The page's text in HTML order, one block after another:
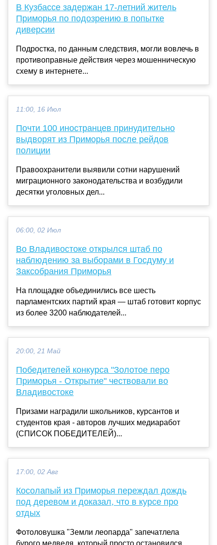
В Кузбассе задержан 17-летний житель
Приморья по подозрению в попытке
диверсии
Подростка, по данным следствия, могли вовлечь в
противоправные действия через мошенническую
схему в интернете...
11:00, 16 Июл
Почти 100 иностранцев принудительно
выдворят из Приморья после рейдов
полиции
Правоохранители выявили сотни нарушений
миграционного законодательства и возбудили
десятки уголовных дел...
06:00, 02 Июл
Во Владивостоке открылся штаб по
наблюдению за выборами в Госдуму и
Заксобрания Приморья
На площадке объединились все шесть
парламентских партий края — штаб готовит корпус
из более 3200 наблюдателей...
20:00, 21 Май
Победителей конкурса "Золотое перо
Приморья - Открытие" чествовали во
Владивостоке
Призами наградили школьников, курсантов и
студентов края - авторов лучших медиаработ
(СПИСОК ПОБЕДИТЕЛЕЙ)...
17:00, 02 Авг
Косолапый из Приморья переждал дождь
под деревом и доказал, что в курсе про
отдых
Фотоловушка "Земли леопарда" запечатлела
бурого медведя, который просто остановился